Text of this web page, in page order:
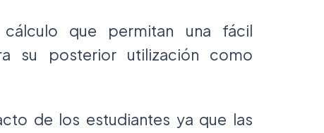
que permitan una fácil
su posterior utilización como
de los estudiantes ya que las